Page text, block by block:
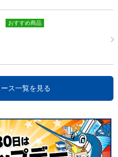
おすすめ商品
ス一覧を見る